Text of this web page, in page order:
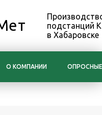
подстанций
в Хабаровске
О КОМПАНИИ